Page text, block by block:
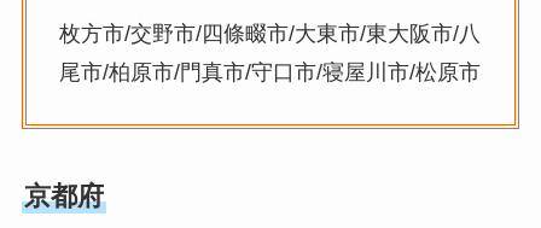
枚方市/交野市/四條畷市/大東市/東大阪市/八
尾市/柏原市/門真市/守口市/寝屋川市/松原市
京都府